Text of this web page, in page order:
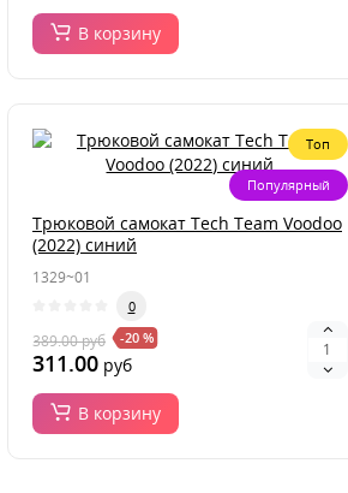
В корзину
Топ
Популярный
Трюковой самокат Tech Team Voodoo
(2022) синий
1329~01
0
389.00руб -20 %
311.00 руб
В корзину